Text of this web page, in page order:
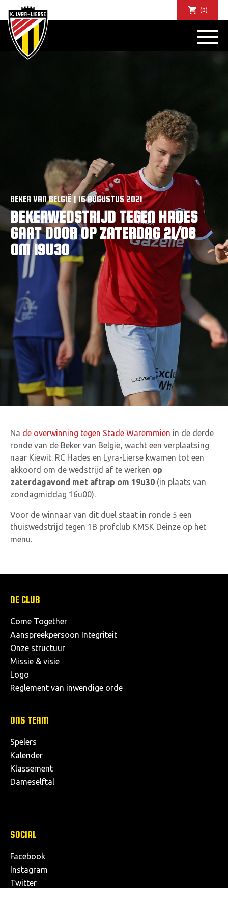
(0)
BEKER VAN BELGIË | 16 AUGUSTUS 2021
BEKERWEDSTRIJD TEGEN HADES
GAAT DOOR OP ZATERDAG 21/08
OM 19U30
Na de overwinning tegen Stade Waremmien in de derde
ronde van de Beker van België, wacht een verplaatsing
naar Kiewit. RC Hades en Lyra-Lierse kwamen tot een
akkoord om de wedstrijd af te werken op
zaterdagavond met aftrap om 19u30 (in plaats van
zondagmiddag 16u00).
Voor de winnaar van dit duel staat in ronde 5 een
thuiswedstrijd tegen 1B profclub KMSK Deinze op het
menu.
NIEUWS
DE CLUB
ABONNEMENTEN
COMMUNITY
JEUGD
BUSINESS CLUB
MATCHDINERS
CLUBAPP
FANSHOP
FAQ
VACATURES
CONTACTEER ONS
DE CLUB
Come Together
Aanspreekpersoon Integriteit
Onze structuur
Missie & visie
Logo
Reglement van inwendige orde
ONS TEAM
Spelers
Kalender
Klassement
Dameselftal
SOCIAL
Facebook
Instagram
Twitter